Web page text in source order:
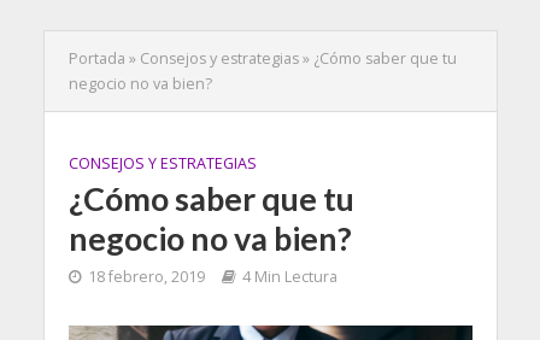
Portada » Consejos y estrategias» ¿Cómo saber que tu
negocio no va bien?
CONSEJOS Y ESTRATEGIAS
¿Cómo saber que tu
negocio no va bien?
18 febrero, 2019 4 Min Lectura